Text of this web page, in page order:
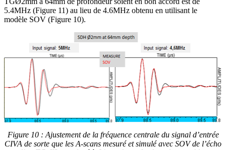
5.4MHz (Figure 11) au lieu de 4.6MHz obtenu en utilisant le
modèle SOV (Figure 10).
Figure 10 : Ajustement de la fréquence centrale du signal d’entrée
CIVA de sorte que les A-scans mesuré et simulé avec SOV de l’écho